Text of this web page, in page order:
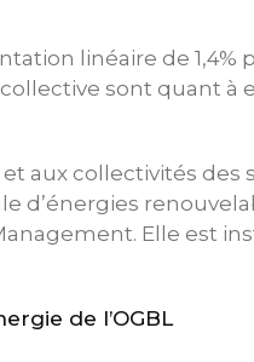
linéaire de 1,4%
sont quant à
aux collectivités des
d’énergies
Elle est
de l’OGBL